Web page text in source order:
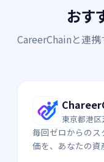
おす
CareerChainと連
東京都港
4F
毎回ゼロからの
価を、あなたの資